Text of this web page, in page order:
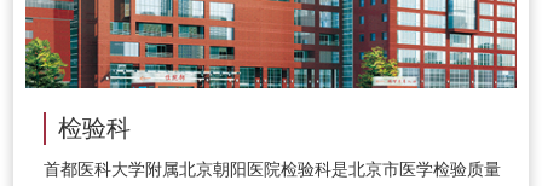
检验科
首都医科大学附属北京朝阳医院检验科是北京市医学检验质量